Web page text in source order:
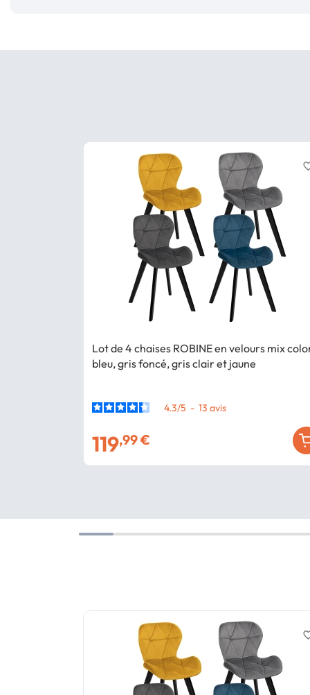
Lot de 4 chaises ROBINE en velours mix
bleu, gris foncé, gris clair et jaune
4.3/5 - 13 avis
119,99 €